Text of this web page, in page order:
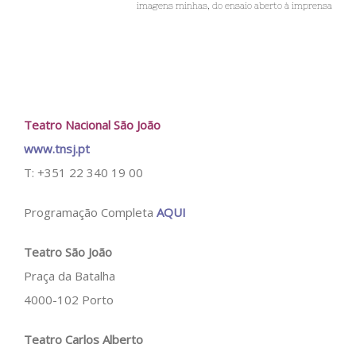
imagens minhas, do ensaio aberto à imprensa
Teatro Nacional São João
www.tnsj.pt
T: +351 22 340 19 00
Programação Completa AQUI
Teatro São João
Praça da Batalha
4000-102 Porto
Teatro Carlos Alberto